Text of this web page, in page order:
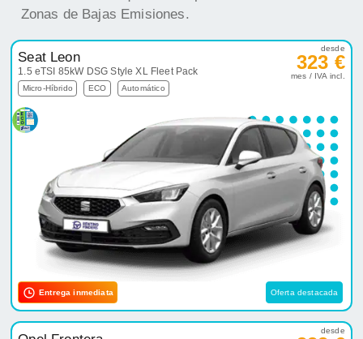
Zonas de Bajas Emisiones.
Seat Leon
1.5 eTSI 85kW DSG Style XL Fleet Pack
Micro-Híbrido ECO Automático
desde
323 €
mes / IVA incl.
Entrega inmediata Oferta destacada
desde